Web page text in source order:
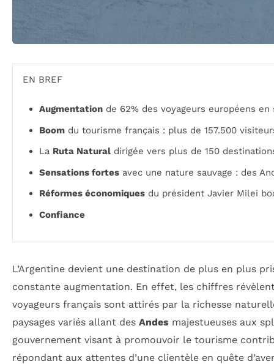
EN BREF
Augmentation de 62% des voyageurs européens
Boom du tourisme français : plus de 157.500
La Ruta Natural dirigée vers plus de 150
Sensations fortes avec une nature sauvage : des
Réformes économiques du président Javier Milei
Confiance
L’Argentine devient une destination de plus en plus
constante augmentation. En effet, les chiffres
voyageurs français sont attirés par la richesse
paysages variés allant des Andes majestueuses aux
gouvernement visant à promouvoir le tourisme
répondant aux attentes d’une clientèle en quête